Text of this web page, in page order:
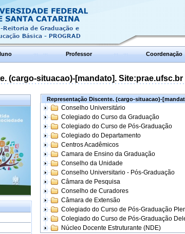
Professor Coordenação
(cargo-situacao)-[mandato].
Representação Discente. (cargo-situacao)-
Conselho Universitário
Colegiado do Curso da Graduação
Colegiado do Curso de Pós-Graduação
Colegiado do Departamento
Centros Acadêmicos
Camara de Ensino da Graduação
Conselho da Unidade
Conselho Universitario - Pós-Graduação
Câmara de Pesquisa
Conselho de Curadores
Câmara de Extensão
Colegiado do Curso de Pós-Graduação
Colegiado do Curso de Pós-Graduação
Núcleo Docente Estruturante (NDE)